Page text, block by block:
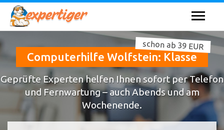
Computerhilfe Wolfstein: Klasse
schon ab 39 EUR
Geprüfte Experten helfen Ihnen sofort per Telefon
und Fernwartung – auch Abends und am
Wochenende.